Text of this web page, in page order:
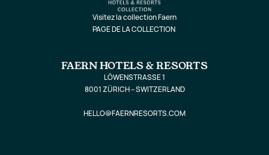
Visitez la collection Faern
PAGE DE LA COLLECTION
FAERN HOTELS & RESORTS
LÖWENSTRASSE 1
8001 ZÜRICH – SWITZERLAND
HELLO@FAERNRESORTS.COM